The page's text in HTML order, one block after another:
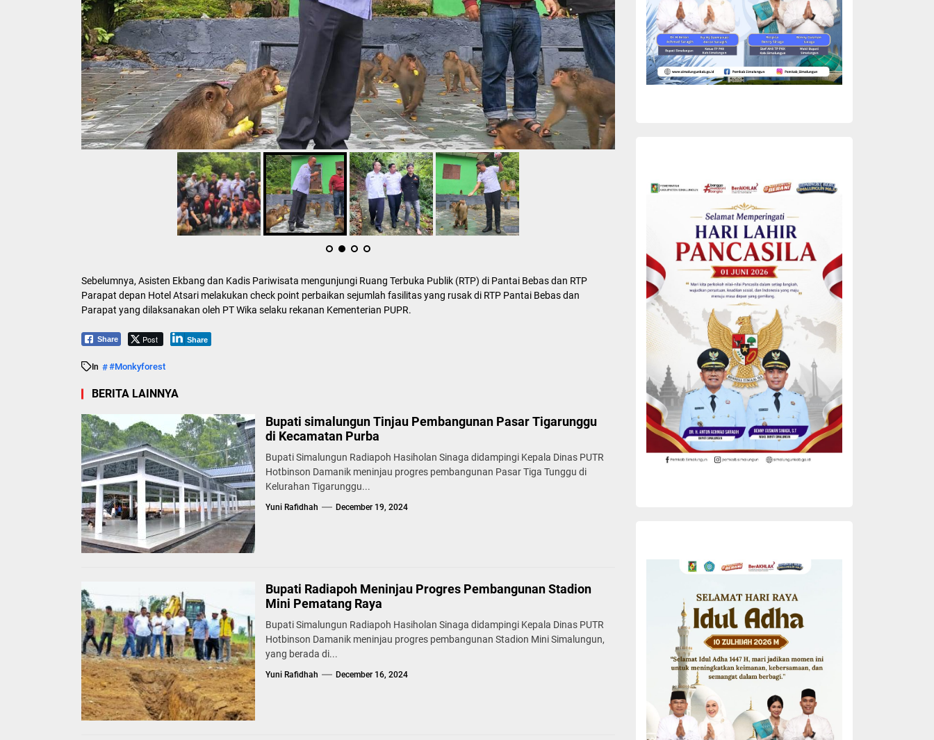
Sebelumnya, Asisten Ekbang dan Kadis Pariwisata mengunjungi Ruang Terbuka Publik (RTP) di Pantai Bebas dan RTP
Parapat depan Hotel Atsari melakukan check point perbaikan sejumlah fasilitas yang rusak di RTP Pantai Bebas dan
Parapat yang dilaksanakan oleh PT Wika selaku rekanan Kementerian PUPR.
Share Post Share
In #monkyforest
BERITA LAINNYA
Bupati simalungun Tinjau Pembangunan Pasar Tigarunggu
di Kecamatan Purba
Bupati Simalungun Radiapoh Hasiholan Sinaga didampingi Kepala Dinas PUTR
Hotbinson Damanik meninjau progres pembangunan Pasar Tiga Tunggu di
Kelurahan Tigarunggu...
Yuni Rafidhah December 19, 2024
Bupati Radiapoh Meninjau Progres Pembangunan Stadion
Mini Pematang Raya
Bupati Simalungun Radiapoh Hasiholan Sinaga didampingi Kepala Dinas PUTR
Hotbinson Damanik meninjau progres pembangunan Stadion Mini Simalungun,
yang berada di...
Yuni Rafidhah December 16, 2024